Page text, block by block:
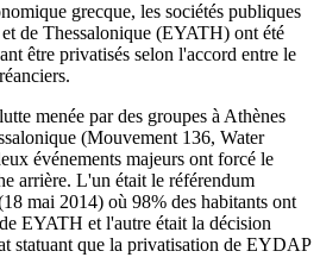
grecque, les sociétés publiques
de Thessalonique (EYATH) ont été
être privatisés selon l'accord entre le
menée par des groupes à Athènes
(Mouvement 136, Water
événements majeurs ont forcé le
arrière. L'un était le référendum
mai 2014) où 98% des habitants ont
EYATH et l'autre était la décision
statuant que la privatisation de EYDAP